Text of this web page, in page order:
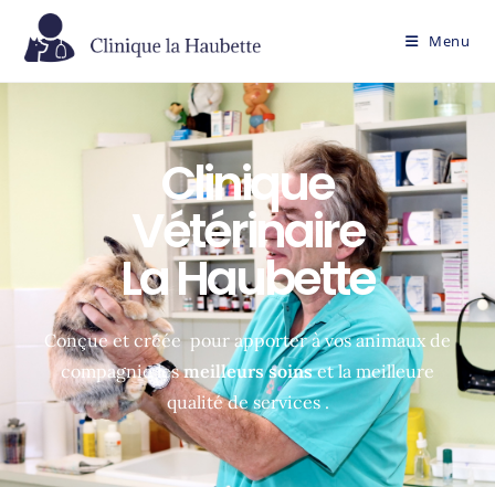
Menu
Clinique
Vétérinaire
La Haubette
Conçue et créée pour apporter à vos animaux de
compagnie lesmeilleurs soinset la meilleure
qualité de services .